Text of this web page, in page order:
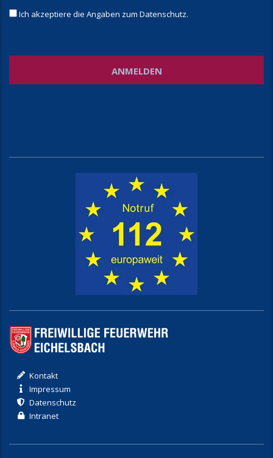
Ich akzeptiere die Angaben zum Datenschutz.
Kontakt
Impressum
Datenschutz
Intranet